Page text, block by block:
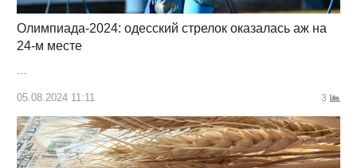
Олимпиада-2024: одесский стрелок оказалась аж на
24-м месте
…
05.08.2024 11:11 3